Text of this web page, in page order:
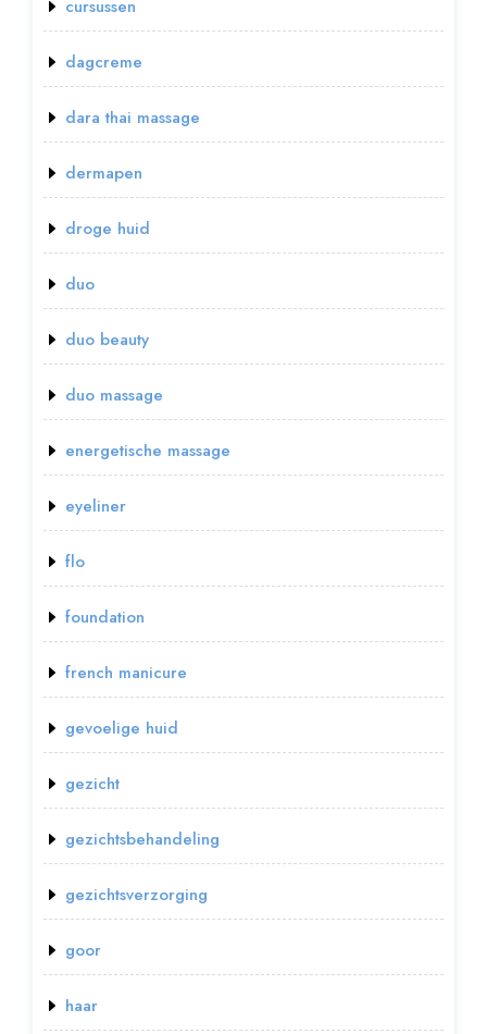
cursussen
dagcreme
dara thai massage
dermapen
droge huid
duo
duo beauty
duo massage
energetische massage
eyeliner
flo
foundation
french manicure
gevoelige huid
gezicht
gezichtsbehandeling
gezichtsverzorging
goor
haar